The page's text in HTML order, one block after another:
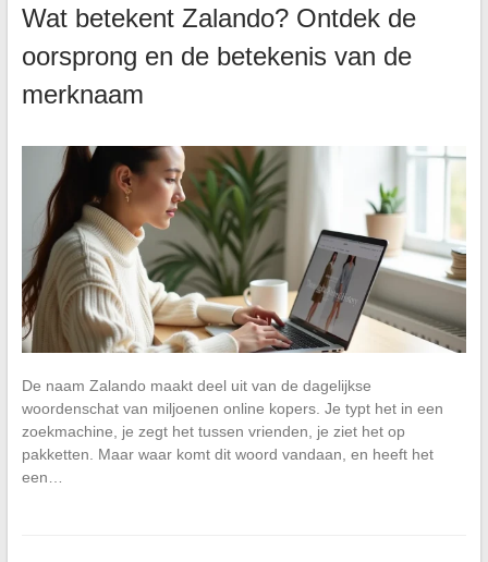
Wat betekent Zalando? Ontdek de
oorsprong en de betekenis van de
merknaam
De naam Zalando maakt deel uit van de dagelijkse
woordenschat van miljoenen online kopers. Je typt het in een
zoekmachine, je zegt het tussen vrienden, je ziet het op
pakketten. Maar waar komt dit woord vandaan, en heeft het
een…